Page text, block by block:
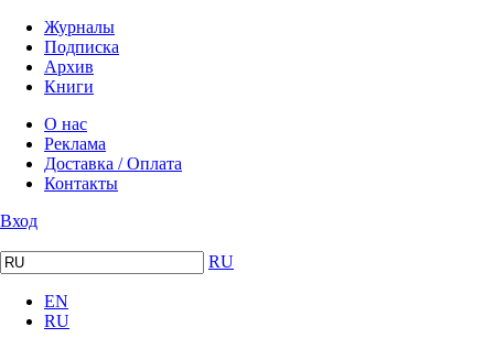
Журналы
Подписка
Архив
Книги
О нас
Реклама
Доставка / Оплата
Контакты
Вход
RU
EN
RU